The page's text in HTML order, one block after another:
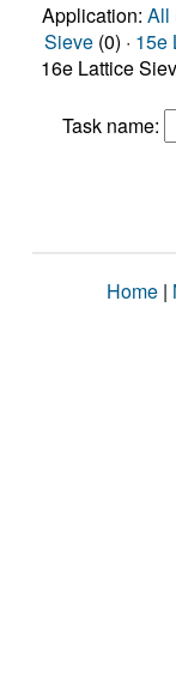
Application: All
Sieve (0) · 15e
16e Lattice
Task name:
Home |